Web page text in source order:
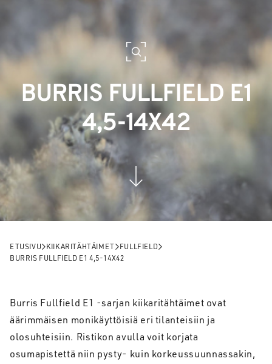
BURRIS FULLFIELD E1
4,5-14X42
ETUSIVU KIIKARITÄHTÄIMET
FULLFIELD
BURRIS FULLFIELD E1 4,5-14X42
Burris Fullfield E1 -sarjan kiikaritähtäimet ovat
äärimmäisen monikäyttöisiä eri tilanteisiin ja
olosuhteisiin. Ristikon avulla voit korjata
osumapistettä niin pysty- kuin korkeussuunnassakin,